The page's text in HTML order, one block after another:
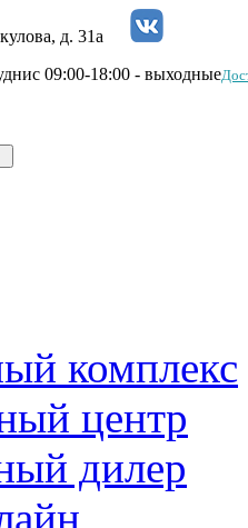
д. 31а
с 09:00-18:00 - выходные
комплекс
центр
дилер